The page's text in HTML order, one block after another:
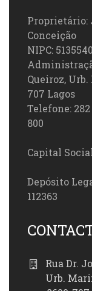
Proprietário:
Conceição
NIPC:
Queiroz, Urb.
707 Lagos
Telefone:
800
Capital
Depósito
112363
Rua Dr.
Urb.